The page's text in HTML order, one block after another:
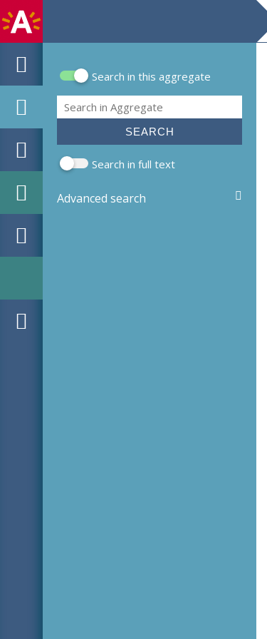
Search form
Search in this aggregate
Search
Search in full text
Advanced search